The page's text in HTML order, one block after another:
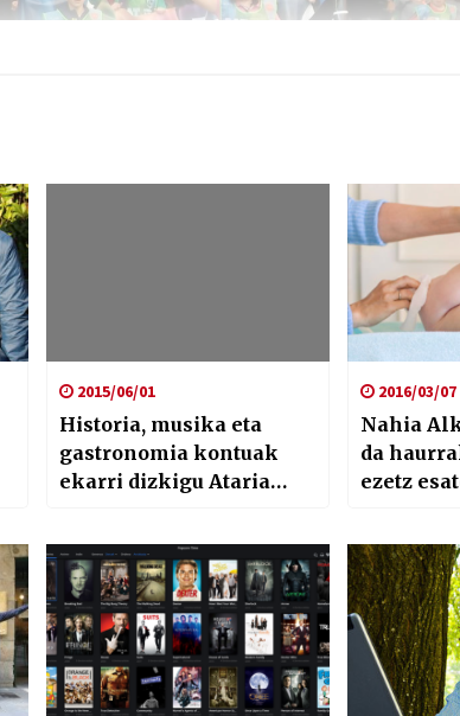
2015/06/01
Historia, musika eta
gastronomia kontuak
ekarri dizkigu Ataria
Terradillosek
2016/03/07
Nahia
da
ezetz